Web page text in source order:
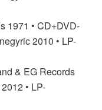
1971 • CD+DVD-
2010 • LP-
& EG Records
• LP-